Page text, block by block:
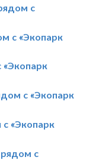
с
с «Экопарк
с «Экопарк
«Экопарк
рядом с